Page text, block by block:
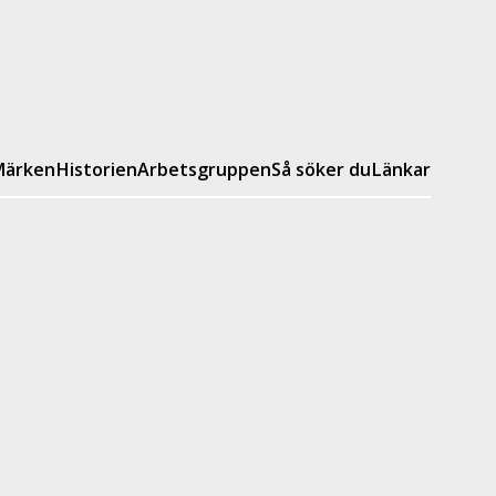
HistorienArbetsgruppenSå söker duLänkar